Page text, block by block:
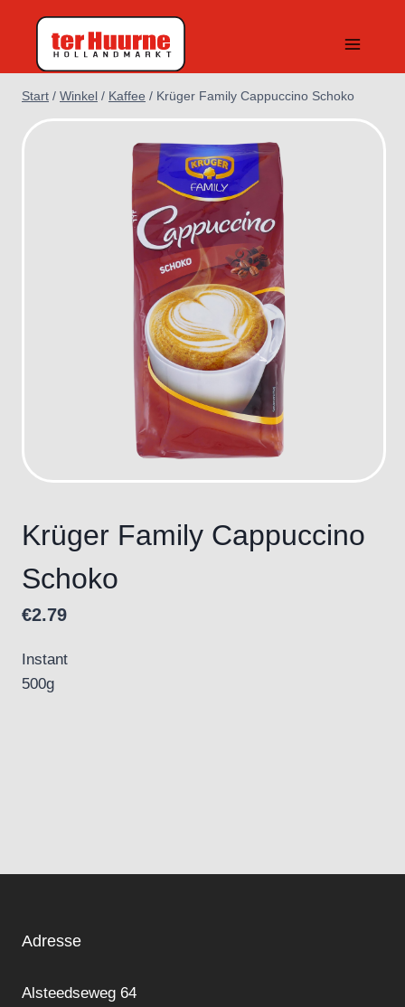
springen
Start / Winkel / Kaffee / Krüger Family Cappuccino Schoko
Krüger Family Cappuccino
Schoko
€2.79
Instant
500g
Adresse
Alsteedseweg 64